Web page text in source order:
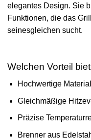
elegantes Design. Sie
Funktionen, die das
seinesgleichen sucht.
Welchen Vorteil
Hochwertige
Gleichmäßige
Präzise
Brenner aus